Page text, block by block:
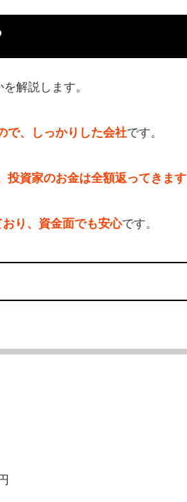
解説します。
で、しっかりした会社です。
投資家のお金は全額返ってきます
り、資金面でも安心です。